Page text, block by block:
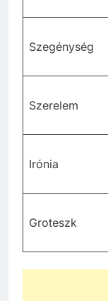
Szegénység
Szerelem
Irónia
Groteszk